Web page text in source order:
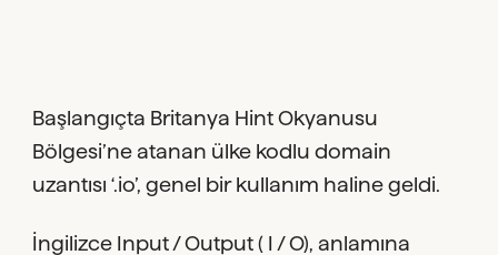
Başlangıçta Britanya Hint Okyanusu
Bölgesi’ne atanan ülke kodlu domain
uzantısı ‘.io’, genel bir kullanım haline geldi.
İngilizce Input / Output ( I / O), anlamına